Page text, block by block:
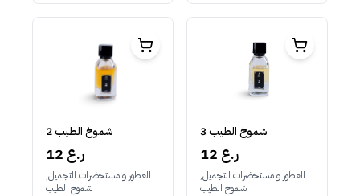
شموخ الطيب 2
12 ر.ع
العطور و مستحضرات التجميل,
شموخ الطيب
شموخ الطيب 3
12 ر.ع
العطور و مستحضرات التجميل,
شموخ الطيب